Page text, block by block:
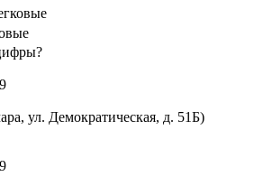
ул. Демократическая, д. 51Б)